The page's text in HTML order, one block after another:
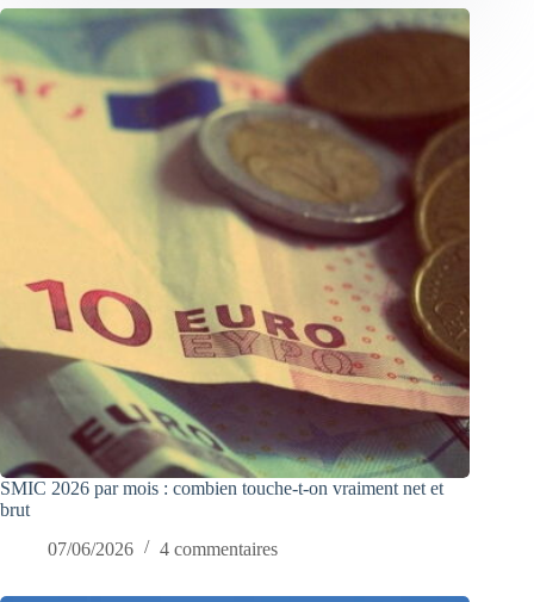
SMIC 2026 par mois : combien touche-t-on vraiment net et
brut
07/06/2026
4 commentaires